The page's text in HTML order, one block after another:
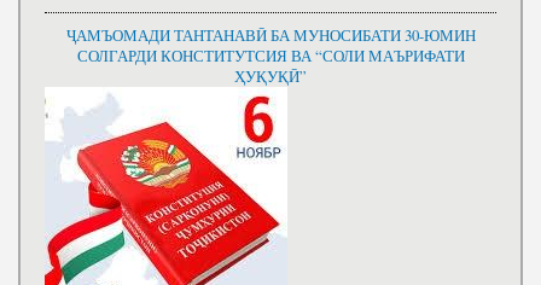
ҶАМЪОМАДИ ТАНТАНАВӢ БА МУНОСИБАТИ 30-ЮМИН
СОЛГАРДИ КОНСТИТУТСИЯ ВА “СОЛИ МАЪРИФАТИ
ҲУҚУҚӢ”